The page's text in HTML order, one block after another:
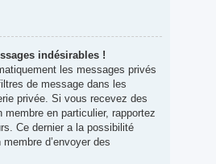
indésirables !
les messages privés
de message dans les
privée. Si vous recevez des
membre en particulier, rapportez
Ce dernier a la possibilité
d’envoyer des